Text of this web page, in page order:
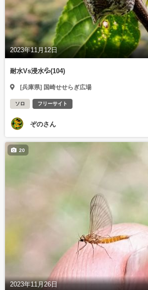
2023年11月12日
耐水Vs浸水💦(104)
[兵庫県] 国崎せせらぎ広場
ソロ フリーサイト
ぞのさん
2023年11月26日
20